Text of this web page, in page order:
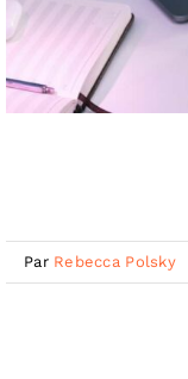
Par Rebecca Polsky